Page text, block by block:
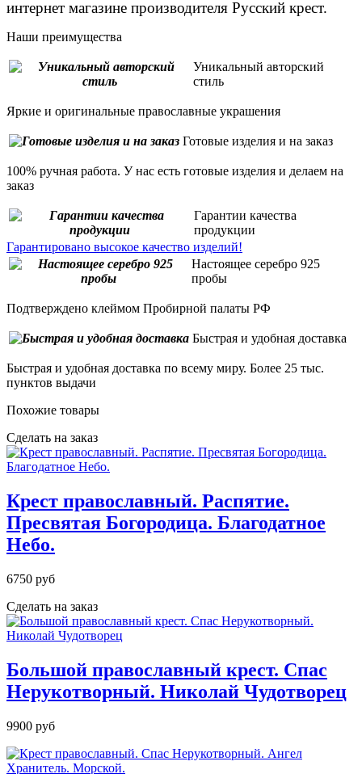
интернет магазине производителя Русский крест.
Наши преимущества
Уникальный авторский
стиль
Яркие и оригинальные православные украшения
Готовые изделия и на заказ
100% ручная работа. У нас есть готовые изделия и делаем на
заказ
Гарантии качества
продукции
Гарантировано высокое качество изделий!
Настоящее серебро 925
пробы
Подтверждено клеймом Пробирной палаты РФ
Быстрая и удобная доставка
Быстрая и удобная доставка по всему миру. Более 25 тыс.
пунктов выдачи
Похожие товары
Сделать на заказ
Крест православный. Распятие.
Пресвятая Богородица. Благодатное
Небо.
6750 руб
Сделать на заказ
Большой православный крест. Спас
Нерукотворный. Николай Чудотворец
9900 руб